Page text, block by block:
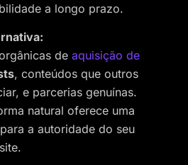
a longo prazo.
de aquisição de
, conteúdos que outros
e parcerias genuínas.
natural oferece uma
a autoridade do seu
site.